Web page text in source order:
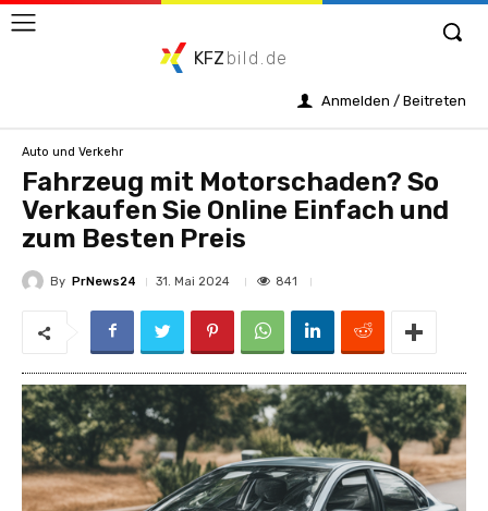
KFZ bild.de
Anmelden / Beitreten
Auto und Verkehr
Fahrzeug mit Motorschaden? So
Verkaufen Sie Online Einfach und
zum Besten Preis
By PrNews24 31. Mai 2024 841